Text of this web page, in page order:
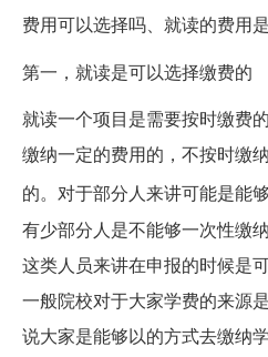
费用可以选择吗、就读的费用
第一，就读是可以选择缴费的
就读一个项目是需要按时缴费
缴纳一定的费用的，不按时缴
的。对于部分人来讲可能是能
有少部分人是不能够一次性缴
这类人员来讲在申报的时候是
一般院校对于大家学费的来源
说大家是能够以的方式去缴纳